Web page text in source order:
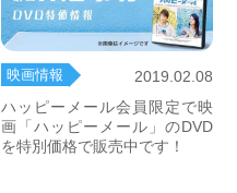
映画情報
2019.02.08
ハッピーメール会員限定で映
画「ハッピーメール」のDVD
を特別価格で販売中です！